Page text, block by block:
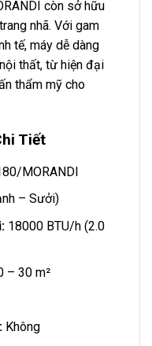
còn sở hữu
nhã. Với gam
tế, máy dễ dàng
thất, từ hiện đại
thẩm mỹ cho
Tiết
MORANDI
– Sưởi)
18000 BTU/h (2.0
– 30 m²
Không